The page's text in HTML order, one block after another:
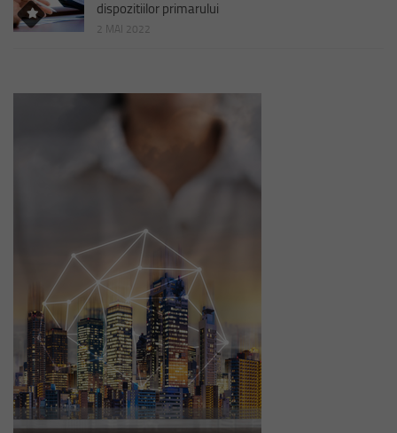
dispozitiilor primarului
2 MAI 2022